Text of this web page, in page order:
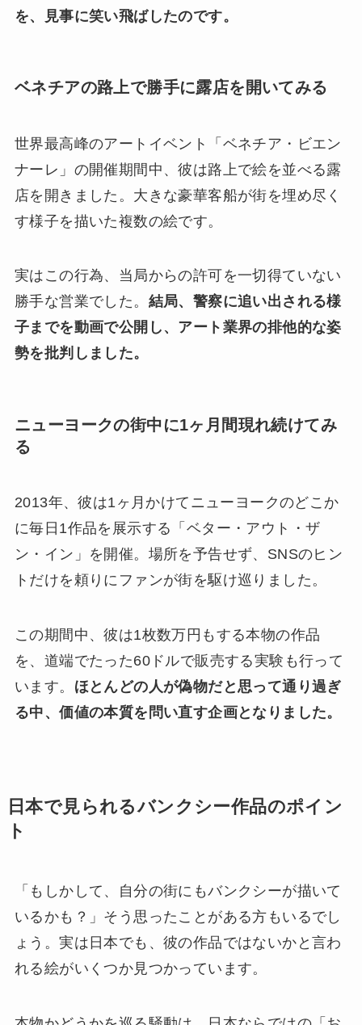
を、見事に笑い飛ばしたのです。
ベネチアの路上で勝手に露店を開いてみる
世界最高峰のアートイベント「ベネチア・ビエン
ナーレ」の開催期間中、彼は路上で絵を並べる露
店を開きました。大きな豪華客船が街を埋め尽く
す様子を描いた複数の絵です。
実はこの行為、当局からの許可を一切得ていない
勝手な営業でした。 結局、警察に追い出される様
子までを動画で公開し、アート業界の排他的な姿
勢を批判しました。
ニューヨークの街中に1ヶ月間現れ続けてみ
る
2013年、彼は1ヶ月かけてニューヨークのどこか
に毎日1作品を展示する「ベター・アウト・ザ
ン・イン」を開催。場所を予告せず、SNSのヒン
トだけを頼りにファンが街を駆け巡りました。
この期間中、彼は1枚数万円もする本物の作品
を、道端でたった60ドルで販売する実験も行って
います。 ほとんどの人が偽物だと思って通り過ぎ
る中、価値の本質を問い直す企画となりました。
日本で見られるバンクシー作品のポイン
ト
「もしかして、自分の街にもバンクシーが描いて
いるかも？」そう思ったことがある方もいるでし
ょう。実は日本でも、彼の作品ではないかと言わ
れる絵がいくつか見つかっています。